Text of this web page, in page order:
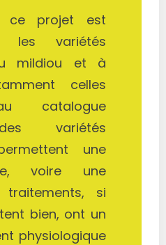
ce projet est
les variétés
mildiou et à
celles
catalogue
variétés
une
voire une
si
bien, ont un
physiologique